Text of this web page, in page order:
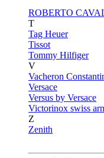
ROBERTO
T
Tag Heuer
Tissot
Tommy Hilfiger
V
Vacheron
Versace
Versus by Versace
Victorinox swiss
Z
Zenith